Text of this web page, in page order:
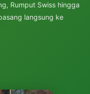
Rumput Swiss hingga
langsung ke